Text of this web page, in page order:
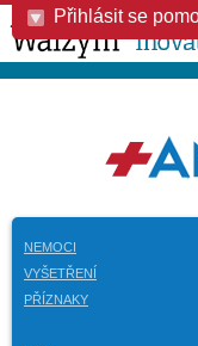
Přihlásit se
NEMOCI
VYŠETŘENÍ
PŘÍZNAKY